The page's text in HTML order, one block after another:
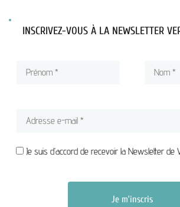
INSCRIVEZ-VOUS À LA NEWSLETTER
Je suis d’accord de recevoir la Newsletter de